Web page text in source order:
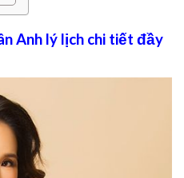
Anh lý lịch chi tiết đầy